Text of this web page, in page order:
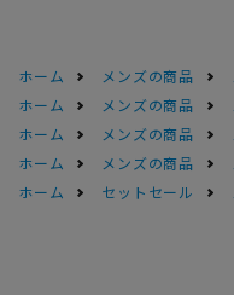
ホーム メンズの商品
ホーム
メンズの商品
ホーム
メンズの商品
ホーム
メンズの商品
ホーム
セットセール